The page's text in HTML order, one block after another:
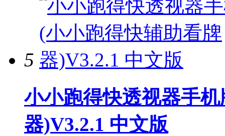
5
小小跑得快透视器手
器)V3.2.1 中文版